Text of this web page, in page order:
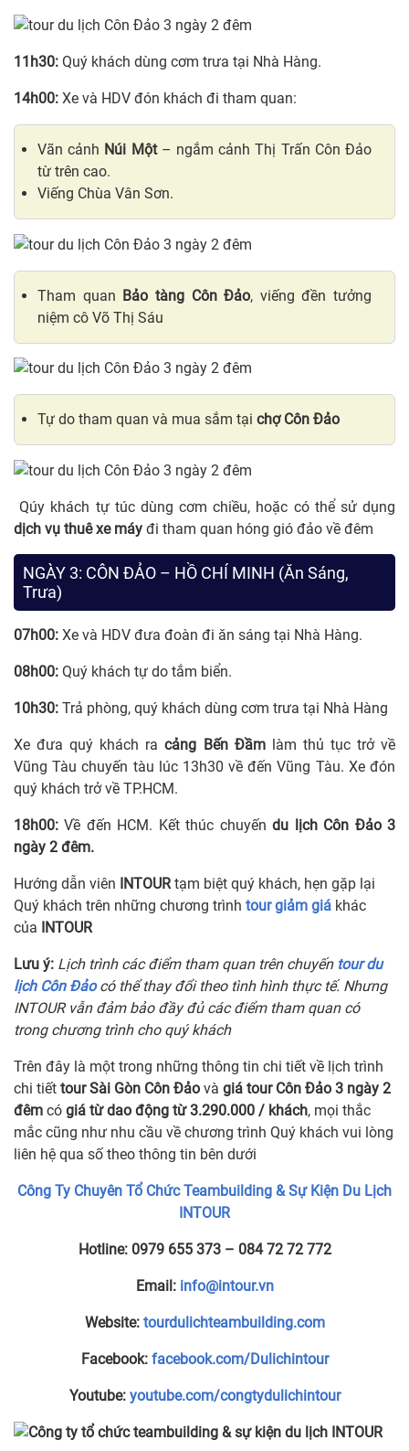
11h30: Quý khách dùng cơm trưa tại Nhà Hàng.
14h00: Xe và HDV đón khách đi tham quan:
Vãn cảnh Núi Một– ngắm cảnh Thị Trấn Côn Đảo
từ trên cao.
Viếng Chùa Vân Sơn.
Tham quan Bảo tàng Côn Đảo, viếng đền tưởng
niệm cô Võ Thị Sáu
Tự do tham quan và mua sắm tại chợ Côn Đảo
Qúy khách tự túc dùng cơm chiều, hoặc có thể sử dụng
dịch vụ thuê xe máy đi tham quan hóng gió đảo về đêm
NGÀY 3: CÔN ĐẢO – HỒ CHÍ MINH (Ăn Sáng,
Trưa)
07h00: Xe và HDV đưa đoàn đi ăn sáng tại Nhà Hàng.
08h00: Quý khách tự do tắm biển.
10h30: Trả phòng, quý khách dùng cơm trưa tại Nhà Hàng
Xe đưa quý khách racảng Bến Đầmlàm thủ tục trở về
Vũng Tàu chuyến tàu lúc 13h30 về đến Vũng Tàu. Xe đón
quý khách trở về TP.HCM.
18h00: Về đến HCM. Kết thúc chuyếndu lịch Côn Đảo 3
ngày 2 đêm.
Hướng dẫn viên INTOURtạm biệt quý khách, hẹn gặp lại
Quý khách trên những chương trình tour giảm giá khác
của
INTOUR
Lưu ý: Lịch trình các điểm tham quan trên chuyến tour du
lịch Côn Đảocó thể thay đổi theo tình hình thực tế. Nhưng
INTOUR vẫn đảm bảo đầy đủ các điểm tham quan có
trong chương trình cho quý khách
Trên đây là một trong những thông tin chi tiết về lịch trình
chi tiết tour Sài Gòn Côn Đảo và giá tour Côn Đảo 3 ngày 2
đêm có giá từ dao động từ 3.290.000 / khách, mọi thắc
mắc cũng như nhu cầu về chương trình Quý khách vui lòng
liên hệ qua số theo thông tin bên dưới
Công Ty Chuyên Tổ Chức Teambuilding & Sự Kiện Du Lịch
INTOUR
Hotline: 0979 655 373 – 084 72 72 772
Email: info@intour.vn
Website: tourdulichteambuilding.com
Facebook: facebook.com/Dulichintour
Youtube: youtube.com/congtydulichintour